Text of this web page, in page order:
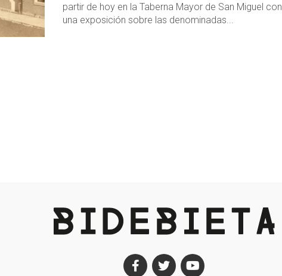
partir de hoy en la Taberna Mayor de San Miguel con
una exposición sobre las denominadas...